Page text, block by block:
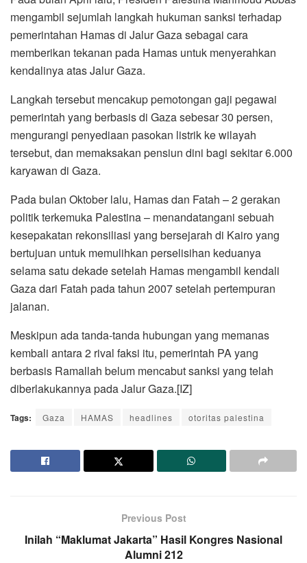
mengambil sejumlah langkah hukuman sanksi terhadap
pemerintahan Hamas di Jalur Gaza sebagai cara
memberikan tekanan pada Hamas untuk menyerahkan
kendalinya atas Jalur Gaza.
Langkah tersebut mencakup pemotongan gaji pegawai
pemerintah yang berbasis di Gaza sebesar 30 persen,
mengurangi penyediaan pasokan listrik ke wilayah
tersebut, dan memaksakan pensiun dini bagi sekitar 6.000
karyawan di Gaza.
Pada bulan Oktober lalu, Hamas dan Fatah – 2 gerakan
politik terkemuka Palestina – menandatangani sebuah
kesepakatan rekonsiliasi yang bersejarah di Kairo yang
bertujuan untuk memulihkan perselisihan keduanya
selama satu dekade setelah Hamas mengambil kendali
Gaza dari Fatah pada tahun 2007 setelah pertempuran
jalanan.
Meskipun ada tanda-tanda hubungan yang memanas
kembali antara 2 rival faksi itu, pemerintah PA yang
berbasis Ramallah belum mencabut sanksi yang telah
diberlakukannya pada Jalur Gaza.[IZ]
Tags: Gaza HAMAS headlines otoritas palestina
Previous Post
Inilah “Maklumat Jakarta” Hasil Kongres Nasional
Alumni 212